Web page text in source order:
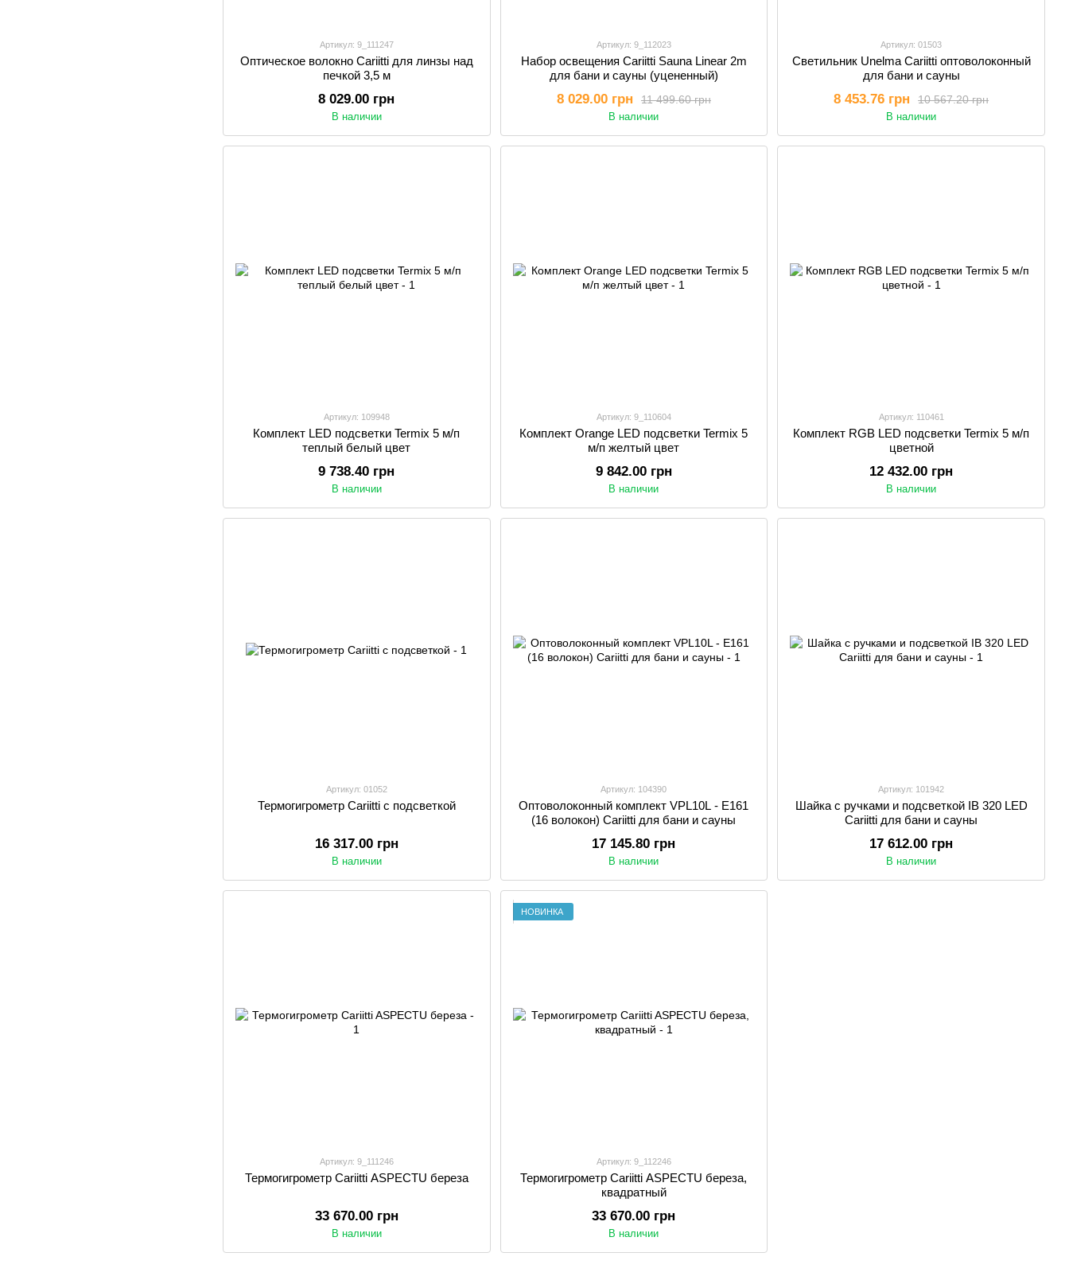
Артикул: 9_111247
Оптическое волокно Cariitti для линзы над
печкой 3,5 м
8 029.00 грн
В наличии
Артикул: 9_112023
Набор освещения Cariitti Sauna Linear 2m
для бани и сауны (уцененный)
11 499.60 грн
8 029.00 грн
В наличии
Артикул: 01503
Светильник Unelma Cariitti оптоволоконный
для бани и сауны
10 567.20 грн
8 453.76 грн
В наличии
Артикул: 109948
Комплект LED подсветки Termix 5 м/п
теплый белый цвет
9 738.40 грн
В наличии
Артикул: 9_110604
Комплект Orange LED подсветки Termix 5
м/п желтый цвет
9 842.00 грн
В наличии
Артикул: 110461
Комплект RGB LED подсветки Termix 5 м/п
цветной
12 432.00 грн
В наличии
Артикул: 01052
Термогигрометр Cariitti с подсветкой
16 317.00 грн
В наличии
Артикул: 104390
Оптоволоконный комплект VPL10L - E161
(16 волокон) Cariitti для бани и сауны
17 145.80 грн
В наличии
Артикул: 101942
Шайка с ручками и подсветкой IB 320 LED
Cariitti для бани и сауны
17 612.00 грн
В наличии
Артикул: 9_111246
Термогигрометр Cariitti ASPECTU береза
33 670.00 грн
В наличии
НОВИНКА
Артикул: 9_112246
Термогигрометр Cariitti ASPECTU береза,
квадратный
33 670.00 грн
В наличии